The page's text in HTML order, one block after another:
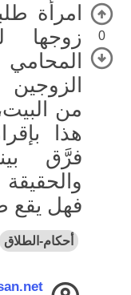
0
امرأة
زوجها
من
هذا
فرَّق
فهل يقع
أحكام-الطلاق